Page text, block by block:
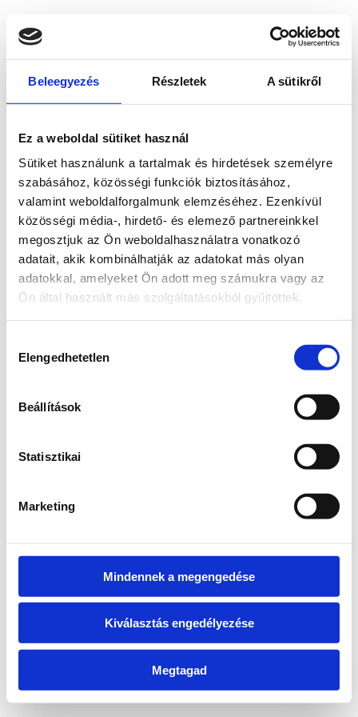
Beleegyezés Részletek A sütikről
Ez a weboldal sütiket használ
Sütiket használunk a tartalmak és hirdetések személyre
szabásához, közösségi funkciók biztosításához,
valamint weboldalforgalmunk elemzéséhez. Ezenkívül
közösségi média-, hirdető- és elemező partnereinkkel
megosztjuk az Ön weboldalhasználatra vonatkozó
adatait, akik kombinálhatják az adatokat más olyan
adatokkal, amelyeket Ön adott meg számukra vagy az
Ön által használt más szolgáltatásokból gyűjtöttek.
kiválasztása
Elengedhetetlen
Beállítások
Statisztikai
Marketing
Mindennek a megengedése
Kiválasztás engedélyezése
Megtagad
loadingwww.bicapp.hu
(see the browser console for more